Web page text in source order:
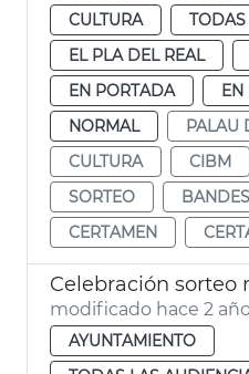
CULTURA
EL PLA DEL REAL
EN PORTADA
EN
NORMAL
PALAU
CULTURA
CIBM
SORTEO
BANDES
CERTAMEN
Celebración sorteo
modificado hace 2
AYUNTAMIENTO